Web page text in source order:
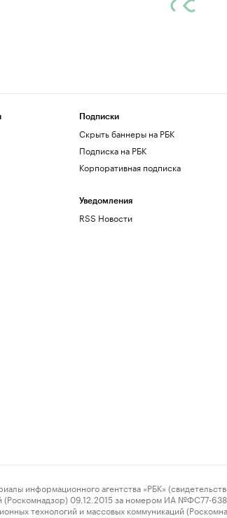
Подписки
Скрыть баннеры на РБК
Подписка на РБК
Корпоративная подписка
Уведомления
RSS Новости
агентства «РБК»
09.12.2015 за номером ИА №ФС77-
технологий и массовых коммуникаций